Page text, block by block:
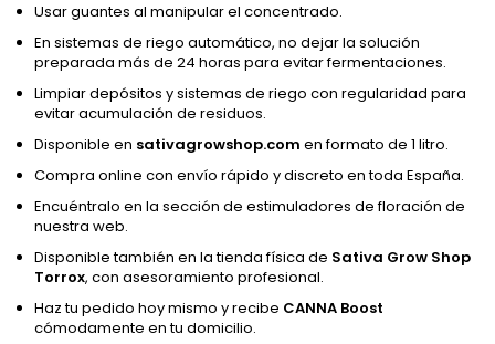
Usar guantes al manipular el concentrado.
En sistemas de riego automático, no dejar la solución
preparada más de 24 horas para evitar fermentaciones.
Limpiar depósitos y sistemas de riego con regularidad para
evitar acumulación de residuos.
Disponible en sativagrowshop.com en formato de 1 litro.
Compra online con envío rápido y discreto en toda España.
Encuéntralo en la sección de estimuladores de floración de
nuestra web.
Disponible también en la tienda física de Sativa Grow Shop
Torrox, con asesoramiento profesional.
Haz tu pedido hoy mismo y recibe CANNA Boost
cómodamente en tu domicilio.